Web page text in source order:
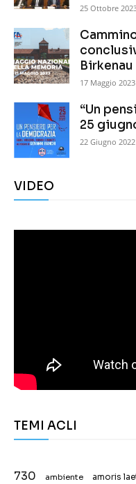
25 Ottobre
Birkenau
17 Maggio 2023
“Un
25
22 Giugno 2022
VIDEO
TEMI ACLI
730 ambiente amoris